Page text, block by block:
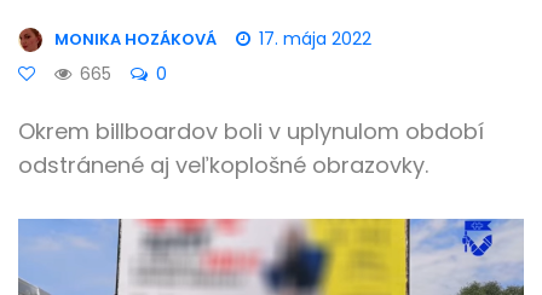
MONIKA HOZÁKOVÁ
17. mája 2022
665
0
Okrem billboardov boli v uplynulom období
odstránené aj veľkoplošné obrazovky.